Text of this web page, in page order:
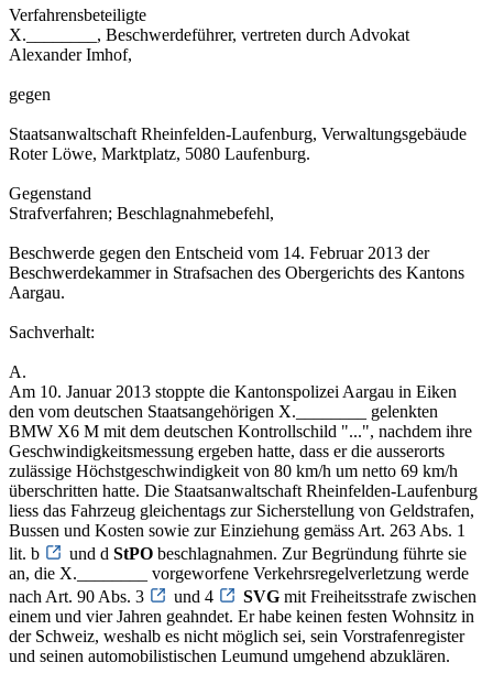
Verfahrensbeteiligte
X.________, Beschwerdeführer, vertreten durch Advokat
Alexander Imhof,
gegen
Staatsanwaltschaft Rheinfelden-Laufenburg, Verwaltungsgebäude
Roter Löwe, Marktplatz, 5080 Laufenburg.
Gegenstand
Strafverfahren; Beschlagnahmebefehl,
Beschwerde gegen den Entscheid vom 14. Februar 2013 der
Beschwerdekammer in Strafsachen des Obergerichts des Kantons
Aargau.
Sachverhalt:
A.
Am 10. Januar 2013 stoppte die Kantonspolizei Aargau in Eiken
den vom deutschen Staatsangehörigen X.________ gelenkten
BMW X6 M mit dem deutschen Kontrollschild "...", nachdem ihre
Geschwindigkeitsmessung ergeben hatte, dass er die ausserorts
zulässige Höchstgeschwindigkeit von 80 km/h um netto 69 km/h
überschritten hatte. Die Staatsanwaltschaft Rheinfelden-Laufenburg
liess das Fahrzeug gleichentags zur Sicherstellung von Geldstrafen,
Bussen und Kosten sowie zur Einziehung gemäss Art. 263 Abs. 1
lit. b
und d StPO beschlagnahmen. Zur Begründung führte sie
an, die X.________ vorgeworfene Verkehrsregelverletzung werde
nach Art. 90 Abs. 3
und 4 SVG mit Freiheitsstrafe zwischen
einem und vier Jahren geahndet. Er habe keinen festen Wohnsitz in
der Schweiz, weshalb es nicht möglich sei, sein Vorstrafenregister
und seinen automobilistischen Leumund umgehend abzuklären.